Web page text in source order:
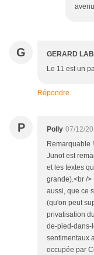
G GERARD
Le 11 est un
Répondre
P Polly 07/12/
Remarquable
Junot est
et les textes
grande).<br /
aussi, que ce
(qu'on peut
privatisation
de-pied-dans-
sentimentaux
occupée par